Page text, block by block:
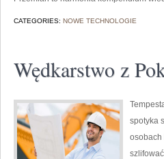
CATEGORIES: NOWE TECHNOLOGIE
Wędkarstwo z
spotyka
osobach